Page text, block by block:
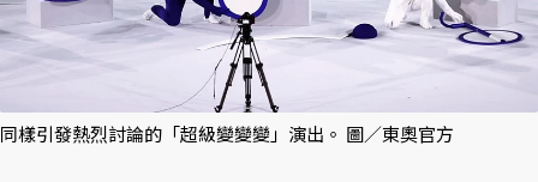
同樣引發熱烈討論的「超級變變變」演出。 圖／東奧官方